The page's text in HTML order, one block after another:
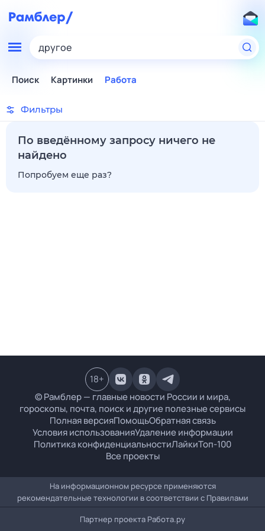
другое
Поиск Картинки Работа
Фильтры
По введённому запросу ничего не
найдено
Попробуем еще раз?
© Рамблер — главные новости России и мира,
гороскопы, почта, поиск и другие полезные сервисы
Полная версияПомощьОбратная связь
Условия использованияУдаление информации
Политика конфиденциальностиЛайкиТоп-100
Все проекты
18+
На информационном ресурсе применяются
рекомендательные технологии в соответствии с Правилами
Партнер проекта Работа.ру